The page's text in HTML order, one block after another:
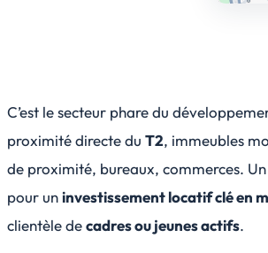
C’est le secteur phare du
proximité directe du T2, immeubles
de proximité, bureaux, commerces.
pour uninvestissement locatif clé en
clientèle decadres ou jeunes actifs.